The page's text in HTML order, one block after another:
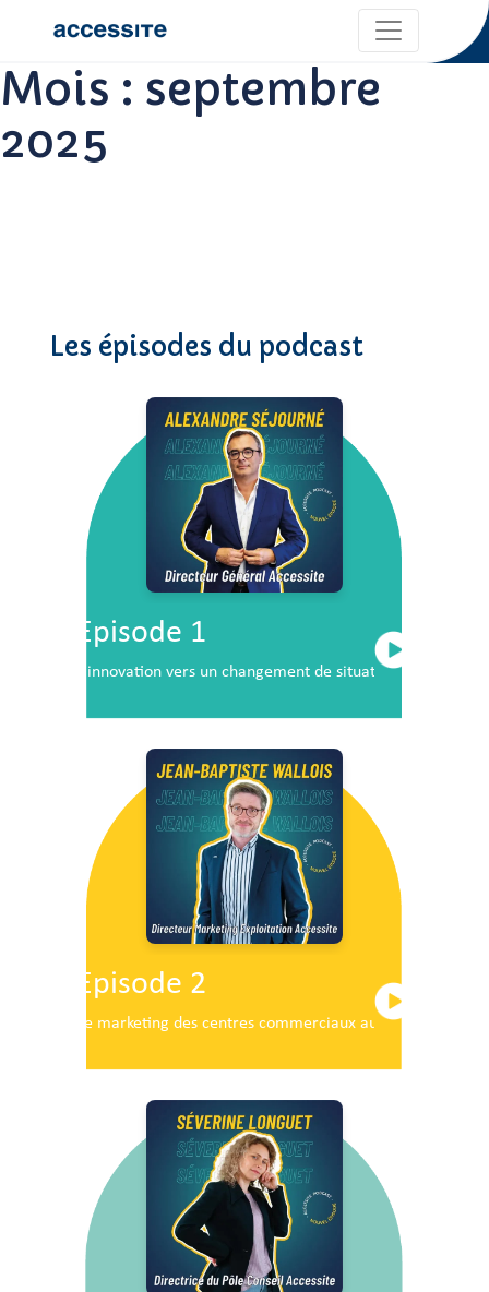
Mois : septembre
2025
Les épisodes du podcast
Episode 1
L’innovation vers un changement de situation
Episode 2
Le marketing des centres commerciaux au service du